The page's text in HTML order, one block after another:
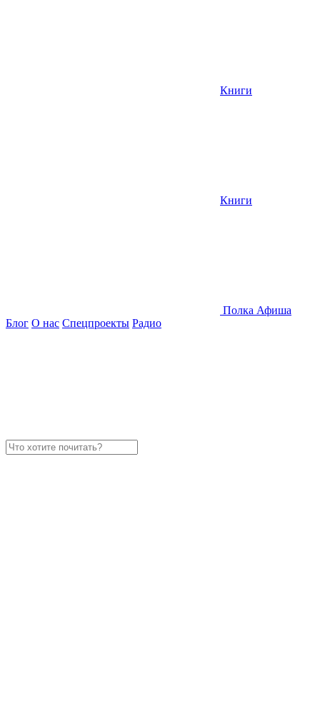
Книги
Книги
Полка Афиша
Блог О нас Спецпроекты Радио